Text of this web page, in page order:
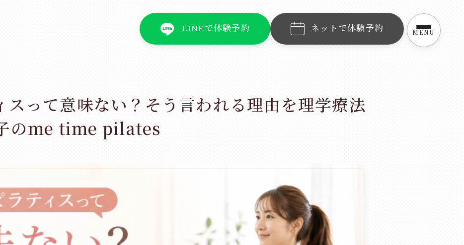
LINEで体験予約 ネットで体験予約 MENU
スって意味ない？そう言われる理由を理学療法
のme time pilates